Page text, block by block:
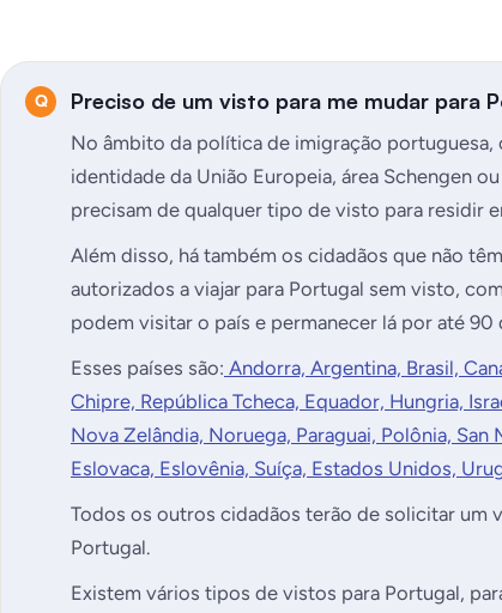
Preciso de um visto para me mudar para
No âmbito da política de imigração portuguesa,
identidade da União Europeia, área Schengen
precisam de qualquer tipo de visto para residir
Além disso, há também os cidadãos que não
autorizados a viajar para Portugal sem visto,
podem visitar o país e permanecer lá por até
Esses países são: Andorra, Argentina, Brasil,
Chipre, República Tcheca, Equador, Hungria,
Nova Zelândia, Noruega, Paraguai, Polônia, San
Eslovaca, Eslovênia, Suíça, Estados Unidos,
Todos os outros cidadãos terão de solicitar um
Portugal.
Existem vários tipos de vistos para Portugal,